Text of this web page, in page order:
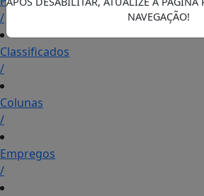
/
Classificados
/
Colunas
/
Empregos
/
NAVEGAÇÃO!